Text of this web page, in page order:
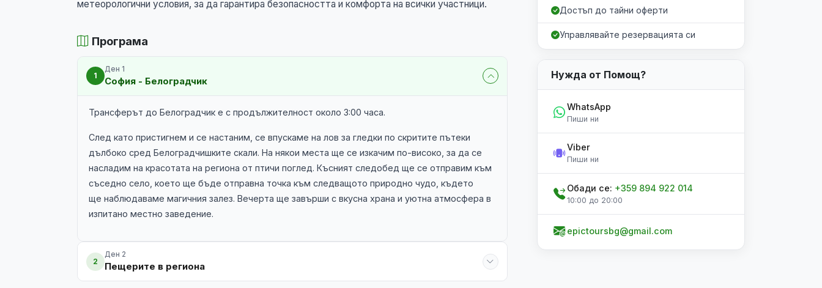
метеорологични условия, за да гарантира безопасността и комфорта на всички участници.
Програма
1
Ден 1
София - Белоградчик
Трансферът до Белоградчик е с продължителност около 3:00 часа.
След като пристигнем и се настаним, се впускаме на лов за гледки по скритите пътеки
дълбоко сред Белоградчишките скали. На някои места ще се изкачим по-високо, за да се
насладим на красотата на региона от птичи поглед. Късният следобед ще се отправим към
съседно село, което ще бъде отправна точка към следващото природно чудо, където
ще наблюдаваме магичния залез. Вечерта ще завърши с вкусна храна и уютна атмосфера в
изпитано местно заведение.
2
Ден 2
Пещерите в региона
Достъп до тайни оферти
Управлявайте резервацията си
Нужда от Помощ?
WhatsApp
Пиши ни
Viber
Пиши ни
Обади се: +359 894 922 014
10:00 до 20:00
epictoursbg@gmail.com